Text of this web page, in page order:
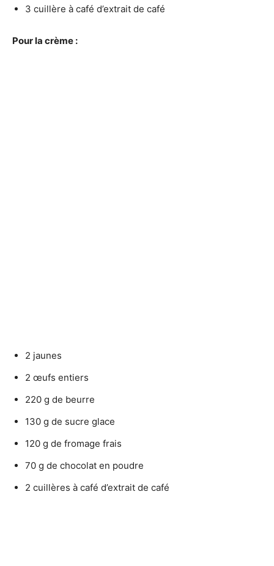
3 cuillère à café d’extrait de café
Pour la crème :
2 jaunes
2 œufs entiers
220 g de beurre
130 g de sucre glace
120 g de fromage frais
70 g de chocolat en poudre
2 cuillères à café d’extrait de café